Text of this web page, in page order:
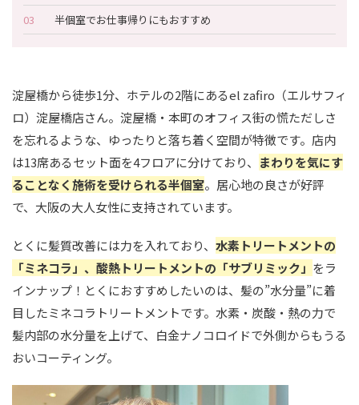
半個室でお仕事帰りにもおすすめ
淀屋橋から徒歩1分、ホテルの2階にあるel zafiro（エルサフィ
ロ）淀屋橋店さん。淀屋橋・本町のオフィス街の慌ただしさ
を忘れるような、ゆったりと落ち着く空間が特徴です。店内
は13席あるセット面を4フロアに分けており、 まわりを気にす
ることなく施術を受けられる半個室。居心地の良さが好評
で、大阪の大人女性に支持されています。
とくに髪質改善には力を入れており、 水素トリートメントの
「ミネコラ」、酸熱トリートメントの「サブリミック」 をラ
インナップ！とくにおすすめしたいのは、髪の”水分量”に着
目したミネコラトリートメントです。水素・炭酸・熱の力で
髪内部の水分量を上げて、白金ナノコロイドで外側からもうる
おいコーティング。